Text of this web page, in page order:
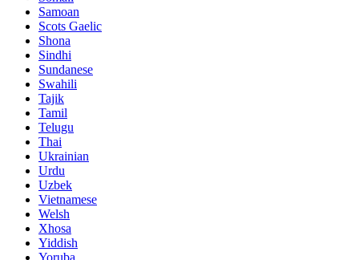
Samoan
Scots Gaelic
Shona
Sindhi
Sundanese
Swahili
Tajik
Tamil
Telugu
Thai
Ukrainian
Urdu
Uzbek
Vietnamese
Welsh
Xhosa
Yiddish